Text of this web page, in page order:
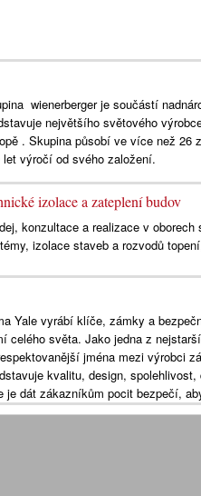
wienerberger je součástí
největšího světového
. Skupina působí ve více než 26
let výročí od svého založení.
izolace a zateplení budov
konzultace a realizace v
izolace staveb a rozvodů
Yale vyrábí klíče, zámky a
celého světa. Jako jedna z
jména mezi výrobci
kvalitu, design,
je dát zákazníkům pocit bezpečí,